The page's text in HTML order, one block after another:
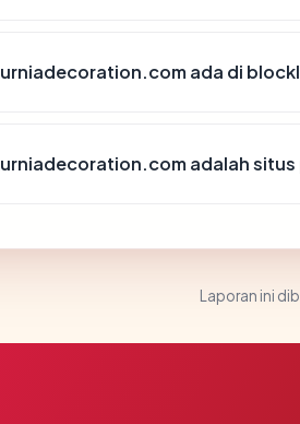
ada di
adalah situs
Laporan ini